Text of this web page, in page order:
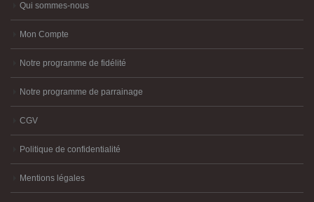
Qui sommes-nous
Mon Compte
Notre programme de fidélité
Notre programme de parrainage
CGV
Politique de confidentialité
Mentions légales